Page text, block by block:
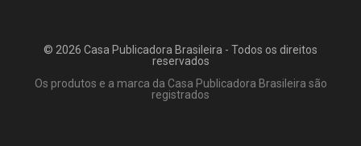
© 2026 Casa Publicadora Brasileira - Todos os direitos
reservados
Os produtos e a marca da Casa Publicadora Brasileira são
registrados